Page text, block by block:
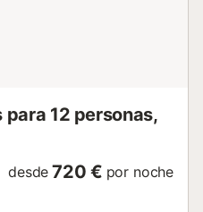
12 personas,
desde 720 € por noche